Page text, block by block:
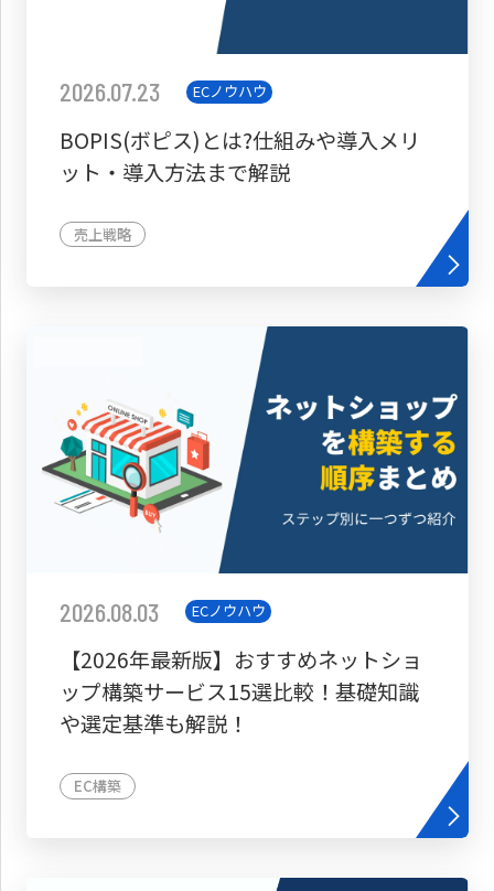
2026.07.23 ECノウハウ
BOPIS(ボピス)とは?仕組みや導入メリ
ット・導入方法まで解説
売上戦略
2026.08.03 ECノウハウ
【2026年最新版】おすすめネットショ
ップ構築サービス15選比較！基礎知識
や選定基準も解説！
EC構築